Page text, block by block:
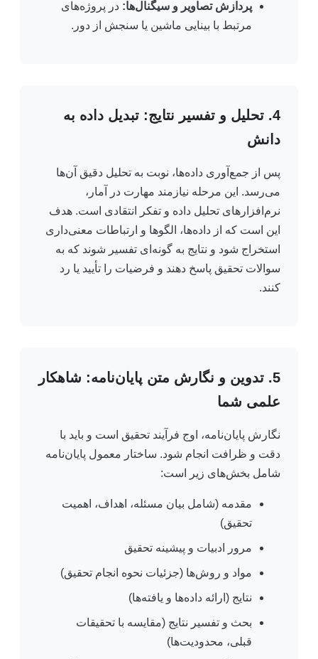
پردازش تصاویر و سیگنال‌ها: در پروژه‌های
مرتبط با بینایی ماشین یا سنجش از دور.
4. تحلیل و تفسیر نتایج: تبدیل داده به
دانش
پس از جمع‌آوری داده‌ها، نوبت به تحلیل دقیق آن‌ها
می‌رسد. این مرحله نیازمند مهارت در آمار،
نرم‌افزارهای تحلیل داده و تفکر انتقادی است. هدف
این است که از داده‌ها، الگوها و ارتباطات معنی‌داری
استخراج شود و نتایج به گونه‌ای تفسیر شوند که به
سوالات تحقیق پاسخ دهند و فرضیات را تأیید یا رد
کنند.
5. تدوین و نگارش متن پایان‌نامه: شاهکار
علمی شما
نگارش پایان‌نامه، اوج فرآیند تحقیق است و باید با
دقت و ظرافت انجام شود. ساختار معمول پایان‌نامه
شامل بخش‌های زیر است:
مقدمه (شامل بیان مسئله، اهداف، اهمیت
تحقیق)
مرور ادبیات و پیشینه تحقیق
مواد و روش‌ها (جزئیات نحوه انجام تحقیق)
نتایج (ارائه داده‌ها و یافته‌ها)
بحث و تفسیر نتایج (مقایسه با تحقیقات
قبلی، محدودیت‌ها)